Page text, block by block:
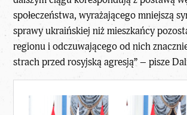
społeczeństwa, wyrażającego mniejszą
sprawy ukraińskiej niż mieszkańcy
regionu i odczuwającego od nich
strach przed rosyjską agresją” – pisze